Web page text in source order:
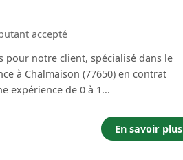
accepté
pour notre client, spécialisé dans le
à Chalmaison (77650) en contrat
expérience de 0 à 1...
En savoir plus